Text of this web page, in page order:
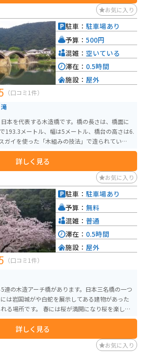
お気に入り
（口コミ1件）
本を代表する木造橋です。橋の長さは、橋面に
193.3メートル、幅は5メートル、橋台の高さは6.
ガイを使った「木組みの技法」で造られていま
詳しく見る
駐車： 駐車場あり
予算： 500円
混雑： 空いている
滞在： 0.5時間
施設： 屋外
お気に入り
（口コミ1件）
連の木造アーチ橋があります。日本三名橋の一つ
は岩国城がや白蛇を展示してある建物があった
が満開になり桜を楽しみ
ら多くの人が訪れます。たくさんの車が止められ
くまで車で行くことができます。年中楽しめる
。
詳しく見る
駐車： 駐車場あり
予算： 無料
混雑： 普通
滞在： 0.5時間
施設： 屋外
お気に入り